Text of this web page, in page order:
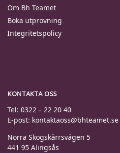
Om Bh Teamet
Boka utprovning
Integritetspolicy
KONTAKTA OSS
Tel: 0322 – 22 20 40
E-post: kontaktaoss@bhteamet.se
Norra Skogskärrsvägen 5
441 95 Alingsås